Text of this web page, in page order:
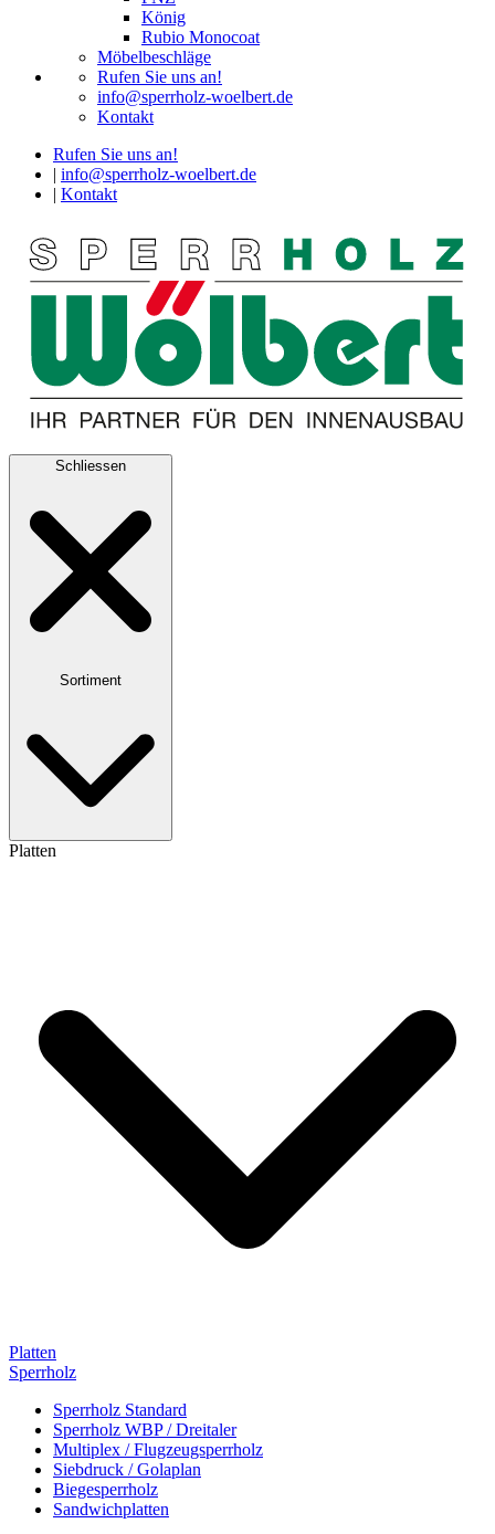
König
Rubio Monocoat
Möbelbeschläge
Rufen Sie uns an!
info@sperrholz-woelbert.de
Kontakt
Rufen Sie uns an!
info@sperrholz-woelbert.de
Kontakt
Schliessen
Sortiment
Platten
Platten
Sperrholz
Sperrholz Standard
Sperrholz WBP / Dreitaler
Multiplex / Flugzeugsperrholz
Siebdruck / Golaplan
Biegesperrholz
Sandwichplatten